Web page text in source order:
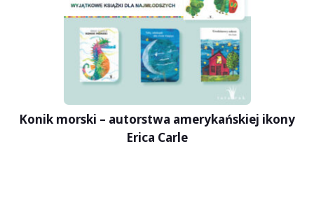
Konik morski – autorstwa amerykańskiej ikony
Erica Carle